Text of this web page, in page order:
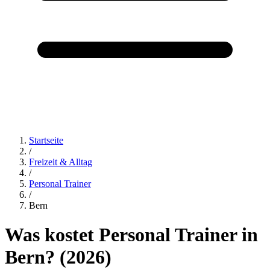
Startseite
/
Freizeit & Alltag
/
Personal Trainer
/
Bern
Was kostet Personal Trainerin
Bern? (2026)